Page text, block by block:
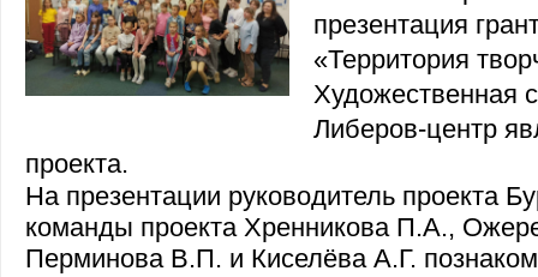
презентация
«Территория
Художественная
Либеров-центр
проекта.
На презентации руководитель проекта
команды проекта Хренникова П.А.,
Перминова В.П. и Киселёва А.Г.